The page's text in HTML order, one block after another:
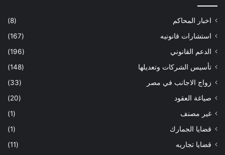
اخبار المحاكم
(8)
استشارات قانونيه
(167)
الدعم القانوني
(196)
تأسيس الشركات وتعديلها
(148)
زواج الاجانب في مصر
(33)
صياغة العقود
(20)
غير مصنف
(1)
قضايا الجمارك
(1)
قضايا تجاريه
(11)